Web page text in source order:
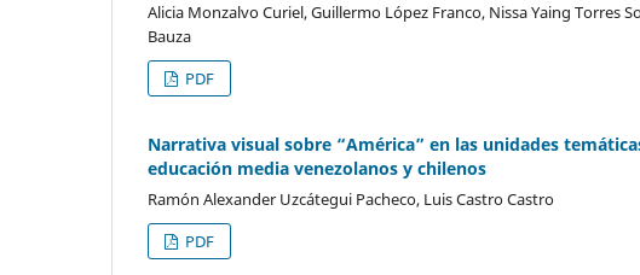
Alicia Monzalvo Curiel, Guillermo López Franco, Nissa Yaing Torres
Bauza
PDF
Narrativa visual sobre “América” en las unidades
educación media venezolanos y chilenos
Ramón Alexander Uzcátegui Pacheco, Luis Castro Castro
PDF